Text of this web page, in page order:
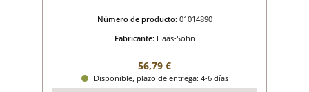
Número de producto: 01014890
Fabricante: Haas-Sohn
Precio normal:
56,79 €
Disponible, plazo de entrega: 4-6 días